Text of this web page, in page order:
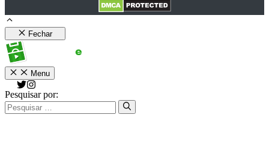
Fechar
Menu
Pesquisar por: